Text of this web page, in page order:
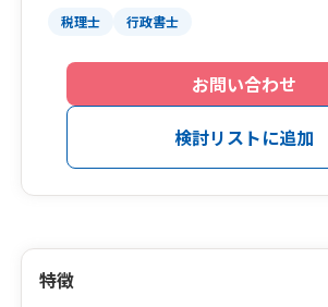
税理士 行政書士
お問い合わせ
検討リストに追加
特徴